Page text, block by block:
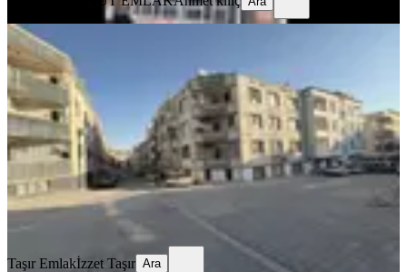
YENİ
Haliliye, Ahmet Yesevi Mahallesi
160 m²·3. Kat·05.08.2026
2.175.000 ₺
Taşır Emlak İzzet Taşır
Ara
Taşır Emlakİzzet Taşır Ara